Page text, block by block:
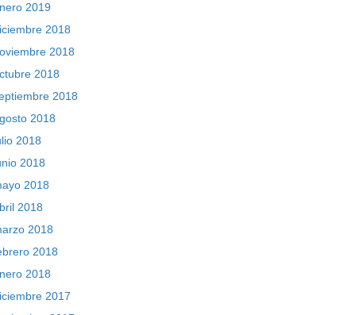
2019
2018
2018
2018
2018
2018
2018
2018
2018
2018
2018
2018
2018
2017